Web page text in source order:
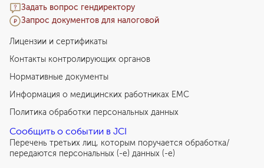
Задать вопрос гендиректору
Запрос документов для налоговой
Лицензии и сертификаты
Контакты контролирующих органов
Нормативные документы
Информация о медицинских работниках EMC
Политика обработки персональных данных
Сообщить о событии в JCI
Перечень третьих лиц, которым поручается обработка/
передаются персональных (-е) данных (-е)